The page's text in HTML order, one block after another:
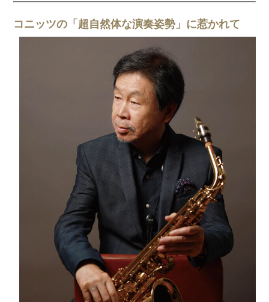
コニッツの「超自然体な演奏姿勢」に惹かれて